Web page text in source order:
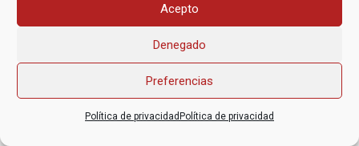
Acepto
Denegado
Preferencias
Política de privacidad Política de privacidad